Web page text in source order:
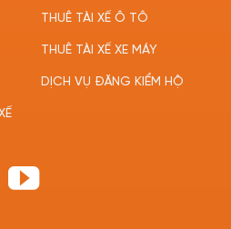
THUÊ TÀI XẾ Ô TÔ
THUÊ TÀI XẾ XE MÁY
DỊCH VỤ ĐĂNG KIỂM HỘ